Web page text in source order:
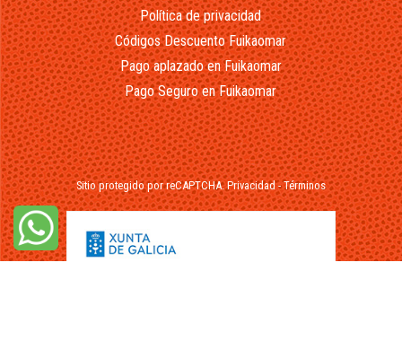
Política de privacidad
Códigos Descuento Fuikaomar
Pago aplazado en Fuikaomar
Pago Seguro en Fuikaomar
Sitio protegido por reCAPTCHA.Privacidad-Términos